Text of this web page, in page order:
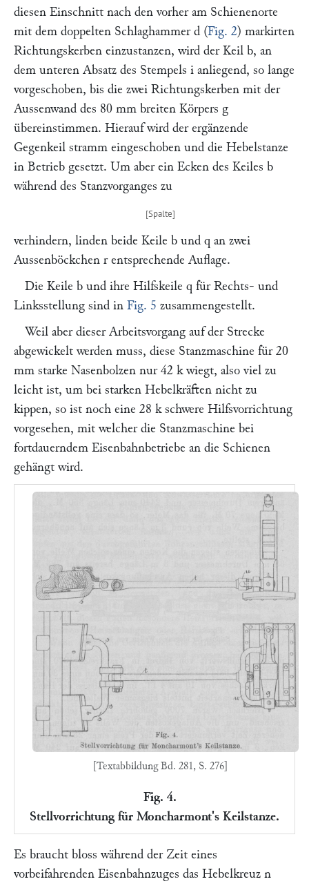
diesen Einschnitt nach den vorher am Schienenorte
mit dem doppelten Schlaghammer d (Fig. 2) markirten
Richtungskerben einzustanzen, wird der Keil b, an
dem unteren Absatz des Stempels i anliegend, so lange
vorgeschoben, bis die zwei Richtungskerben mit der
Aussenwand des 80 mm breiten Körpers g
übereinstimmen. Hierauf wird der ergänzende
Gegenkeil stramm eingeschoben und die Hebelstanze
in Betrieb gesetzt. Um aber ein Ecken des Keiles b
während des Stanzvorganges zu
verhindern, linden beide Keile b und q an zwei
Aussenböckchen rentsprechende Auflage.
Die Keile b und ihre Hilfskeile q für Rechts- und
Linksstellung sind in Fig. 5 zusammengestellt.
Weil aber dieser Arbeitsvorgang auf der Strecke
abgewickelt werden muss, diese Stanzmaschine für 20
mm starke Nasenbolzen nur 42 k wiegt, also viel zu
leicht ist, um bei starken Hebelkräften nicht zu
kippen, so ist noch eine 28 k schwere Hilfsvorrichtung
vorgesehen, mit welcher die Stanzmaschine bei
fortdauerndem Eisenbahnbetriebe an die Schienen
gehängt wird.
[Textabbildung Bd. 281, S. 276]
Fig. 4.
Stellvorrichtung für Moncharmont's Keilstanze.
Es braucht bloss während der Zeit eines
vorbeifahrenden Eisenbahnzuges das Hebelkreuz n